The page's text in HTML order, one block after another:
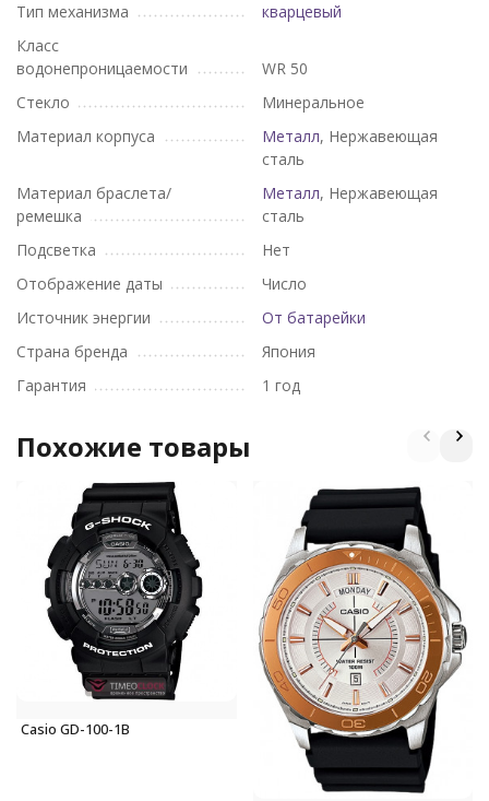
Тип механизма
кварцевый
Класс
водонепроницаемости
WR 50
Стекло
Минеральное
Материал корпуса
Металл, Нержавеющая
сталь
Материал браслета/
ремешка
Металл, Нержавеющая
сталь
Подсветка
Нет
Отображение даты
Число
Источник энергии
От батарейки
Страна бренда
Япония
Гарантия
1 год
Похожие товары
Casio GD-100-1B